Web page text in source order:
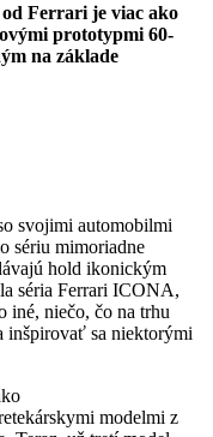
Ferrari je viac ako
prototypmi 60-
na základe
svojimi automobilmi
sériu mimoriadne
hold ikonickým
séria Ferrari ICONA,
niečo, čo na trhu
inšpirovať sa niektorými
modelmi z